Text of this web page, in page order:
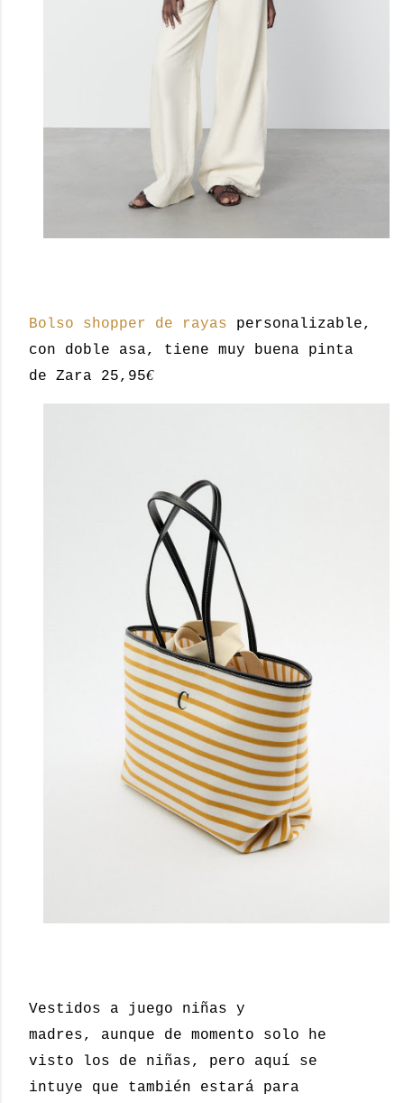
Bolso shopper de rayas personalizable,
con doble asa, tiene muy buena pinta
de Zara 25,95€
Vestidos a juego niñas y
madres, aunque de momento solo he
visto los de niñas, pero aquí se
intuye que también estará para